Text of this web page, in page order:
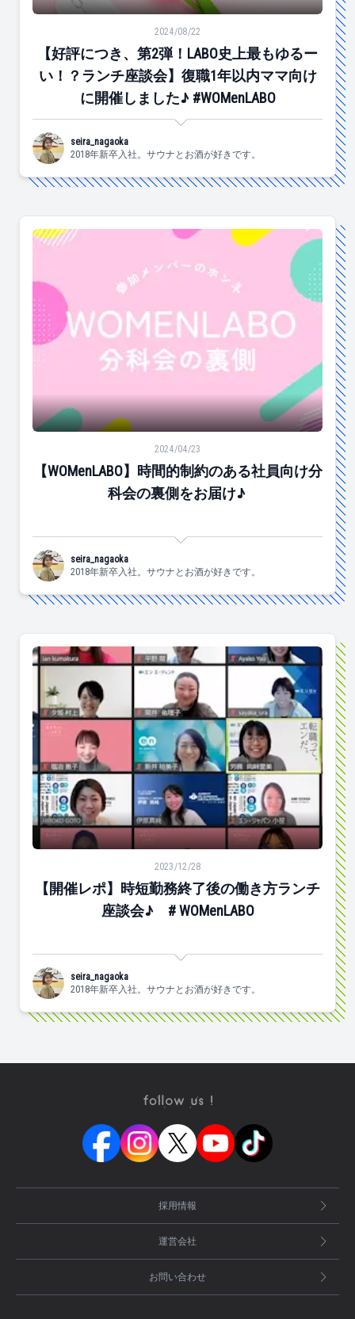
【好評につき、第2弾！LABO史上最もゆるーい！？ラ
2024/08/22
【好評につき、第2弾！LABO史上最もゆるー
い！？ランチ座談会】復職1年以内ママ向け
に開催しました♪ #WOMenLABO
seira_nagaoka
2018年新卒入社。サウナとお酒が好きです。
【WOMenLABO】時間的制約のある社員向け分科会の裏
2024/04/23
【WOMenLABO】時間的制約のある社員向け分
科会の裏側をお届け♪
seira_nagaoka
2018年新卒入社。サウナとお酒が好きです。
【開催レポ】時短勤務終了後の働き方ランチ座談会♪ #
2023/12/28
【開催レポ】時短勤務終了後の働き方ランチ
座談会♪ # WOMenLABO
seira_nagaoka
2018年新卒入社。サウナとお酒が好きです。
採用情報
運営会社
お問い合わせ